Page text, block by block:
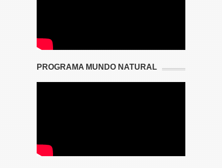
PROGRAMA MUNDO NATURAL